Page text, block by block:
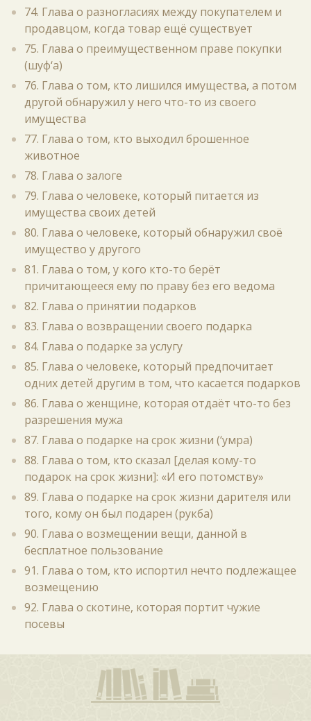
74. Глава о разногласиях между покупателем и
продавцом, когда товар ещё существует
75. Глава о преимущественном праве покупки
(шуф‘а)
76. Глава о том, кто лишился имущества, а потом
другой обнаружил у него что-то из своего
имущества
77. Глава о том, кто выходил брошенное
животное
78. Глава о залоге
79. Глава о человеке, который питается из
имущества своих детей
80. Глава о человеке, который обнаружил своё
имущество у другого
81. Глава о том, у кого кто-то берёт
причитающееся ему по праву без его ведома
82. Глава о принятии подарков
83. Глава о возвращении своего подарка
84. Глава о подарке за услугу
85. Глава о человеке, который предпочитает
одних детей другим в том, что касается подарков
86. Глава о женщине, которая отдаёт что-то без
разрешения мужа
87. Глава о подарке на срок жизни (‘умра)
88. Глава о том, кто сказал [делая кому-то
подарок на срок жизни]: «И его потомству»
89. Глава о подарке на срок жизни дарителя или
того, кому он был подарен (рукба)
90. Глава о возмещении вещи, данной в
бесплатное пользование
91. Глава о том, кто испортил нечто подлежащее
возмещению
92. Глава о скотине, которая портит чужие
посевы